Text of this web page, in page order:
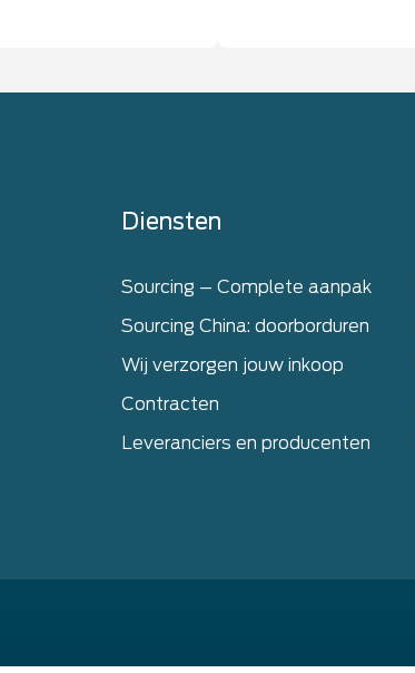
Diensten
Sourcing – Complete aanpak
Sourcing China: doorborduren
Wij verzorgen jouw inkoop
Contracten
Leveranciers en producenten